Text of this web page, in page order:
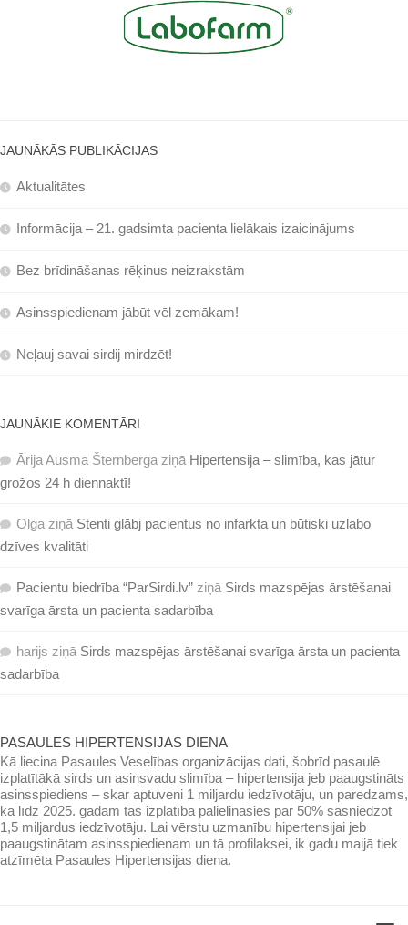
JAUNĀKĀS PUBLIKĀCIJAS
Aktualitātes
Informācija – 21. gadsimta pacienta lielākais izaicinājums
Bez brīdināšanas rēķinus neizrakstām
Asinsspiedienam jābūt vēl zemākam!
Neļauj savai sirdij mirdzēt!
JAUNĀKIE KOMENTĀRI
Ārija Ausma Šternberga ziņā Hipertensija – slimība, kas jātur
grožos 24 h diennaktī!
Olga ziņā Stenti glābj pacientus no infarkta un būtiski uzlabo
dzīves kvalitāti
Pacientu biedrība “ParSirdi.lv” ziņā Sirds mazspējas ārstēšanai
svarīga ārsta un pacienta sadarbība
harijs ziņā Sirds mazspējas ārstēšanai svarīga ārsta un pacienta
sadarbība
PASAULES HIPERTENSIJAS DIENA
Kā liecina Pasaules Veselības organizācijas dati, šobrīd pasaulē
izplatītākā sirds un asinsvadu slimība – hipertensija jeb paaugstināts
asinsspiediens – skar aptuveni 1 miljardu iedzīvotāju, un paredzams,
ka līdz 2025. gadam tās izplatība palielināsies par 50% sasniedzot
1,5 miljardus iedzīvotāju. Lai vērstu uzmanību hipertensijai jeb
paaugstinātam asinsspiedienam un tā profilaksei, ik gadu maijā tiek
atzīmēta Pasaules Hipertensijas diena.